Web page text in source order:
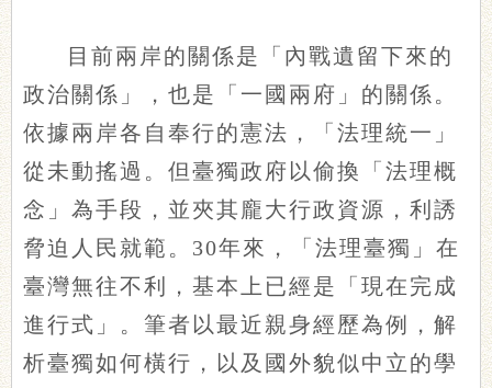
目前兩岸的關係是「內戰遺留下來的
政治關係」，也是「一國兩府」的關係。
依據兩岸各自奉行的憲法，「法理統一」
從未動搖過。但臺獨政府以偷換「法理概
念」為手段，並夾其龐大行政資源，利誘
脅迫人民就範。30年來，「法理臺獨」在
臺灣無往不利，基本上已經是「現在完成
進行式」。筆者以最近親身經歷為例，解
析臺獨如何橫行，以及國外貌似中立的學